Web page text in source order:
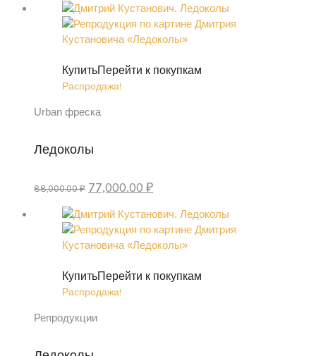
составляла
12,000.00 ₽.
9,500.00 ₽.
КупитьПерейти к покупкам
Распродажа!
Urban фреска
Ледоколы
88,000.00 ₽ Первоначальная
составляла
88,000.00 ₽.
77,000.00 ₽Текущая
77,000.00 ₽.
КупитьПерейти к покупкам
Распродажа!
Репродукции